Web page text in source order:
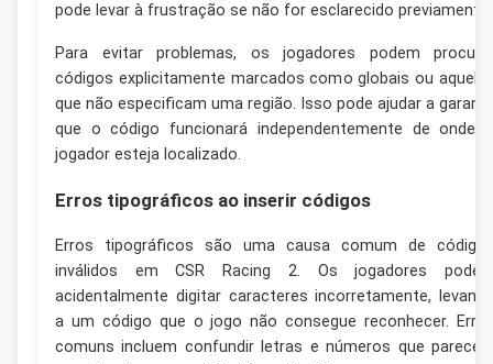
pode levar à frustração se não for esclarecido previamente.
Para evitar problemas, os jogadores podem
códigos explicitamente marcados como globais ou
que não especificam uma região. Isso pode ajudar a
que o código funcionará independentemente de onde
jogador esteja localizado.
Erros tipográficos ao inserir códigos
Erros tipográficos são uma causa comum de
inválidos em CSR Racing 2. Os jogadores
acidentalmente digitar caracteres incorretamente,
a um código que o jogo não consegue reconhecer.
comuns incluem confundir letras e números que